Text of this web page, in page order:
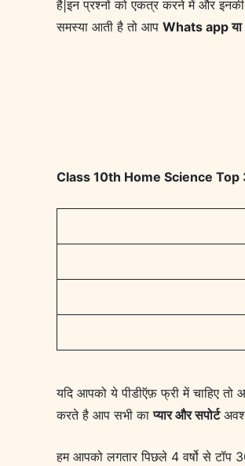
है|इन प्रश्नों को एकत्र करने में और
समस्या आती है तो आप Whats app
Class 10th Home Science Top
यदि आपको ये पीडीऍफ़ फ्री में चाहिए तो
करते है आप सभी काप्यार और सपोर्ट
हम आपको लगतार पिछले 4 वर्षो से टॉप